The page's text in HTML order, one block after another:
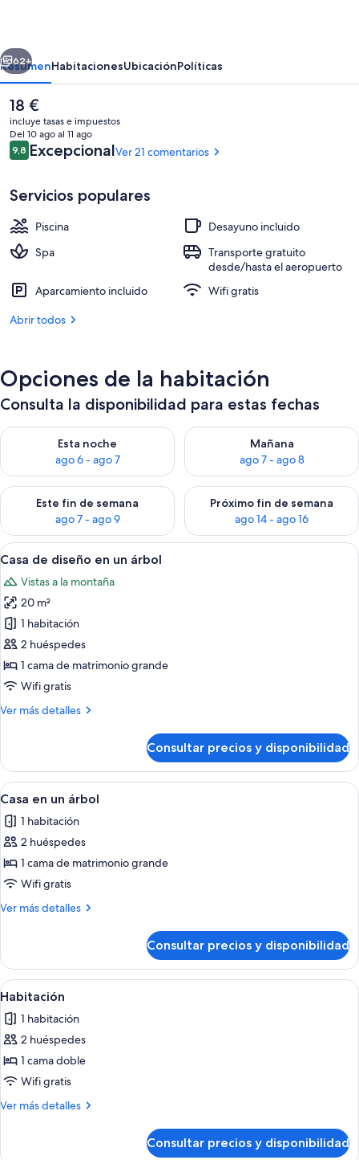
Casa panorámica, no fumadores |
Siguiente
62+
ResumenHabitacionesUbicaciónPolíticas
El
precio
actual
es
de
18 €
incluye tasas e impuestos
Del 10 ago al 11 ago
Comentarios
9,89,8 de 10
ExcepcionalVer 21 comentarios
Servicios populares
Piscina
Desayuno incluido
Spa
Transporte gratuito
desde/hasta el aeropuerto
Aparcamiento incluido
Wifi gratis
Abrir todos
Opciones de la habitación
Consulta la disponibilidad para estas fechas
Esta noche
ago 6 - ago 7
Consulta la disponibilidad para esta noche, ago 6 - ago 7
Mañana
ago 7 - ago 8
Consulta la disponibilidad
Este fin de semana
ago 7 - ago 9
Consulta la disponibilidad para este fin de semana, ago 7 -
Próximo fin de semana
ago 14 - ago 16
Consulta la disponibilidad
Abrir
todas
las
fotos
de
Casa
de
diseño
un
Casa de diseño en un árbol | Terraza
8
Casa de diseño en un árbol
Vistas a la montaña
20 m²
1 habitación
2 huéspedes
1 cama de matrimonio grande
Wifi gratis
Ver más detalles
Más
de
diseño
en
árbol
Consultar precios y disponibilidad
Abrir
todas
las
fotos
de
Casa
en
Un dormitorio de cabaña de madera
6
Casa en un árbol
1 habitación
2 huéspedes
1 cama de matrimonio grande
Wifi gratis
Ver más detalles
Más
en
un
árbol
Consultar precios y disponibilidad
Abrir
todas
las
fotos
de
Habitación
Una habitación con techo inclinado
5
Habitación
1 habitación
2 huéspedes
1 cama doble
Wifi gratis
Ver más detalles
Más
Consultar precios y disponibilidad